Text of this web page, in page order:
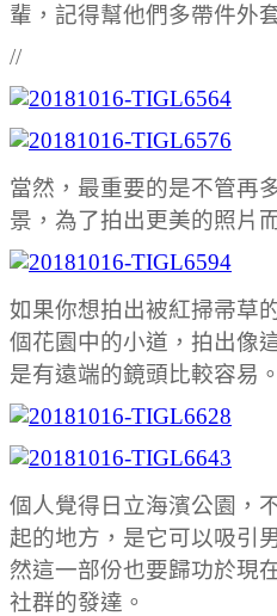
輩，記得幫他們多帶件外
//
當然，最重要的是不管再
景，為了拍出更美的照片
如果你想拍出被紅掃帚草
個花園中的小道，拍出像
是有遠端的鏡頭比較容易。
個人覺得日立海濱公園，
起的地方，是它可以吸引
然這一部份也要歸功於現
社群的發達。